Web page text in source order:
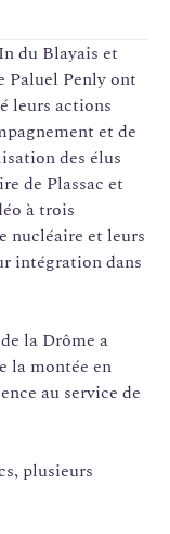
du Blayais et
Paluel Penly ont
leurs actions
et de
des élus
de Plassac et
à trois
nucléaire et leurs
intégration dans
la Drôme a
la montée en
au service de
plusieurs